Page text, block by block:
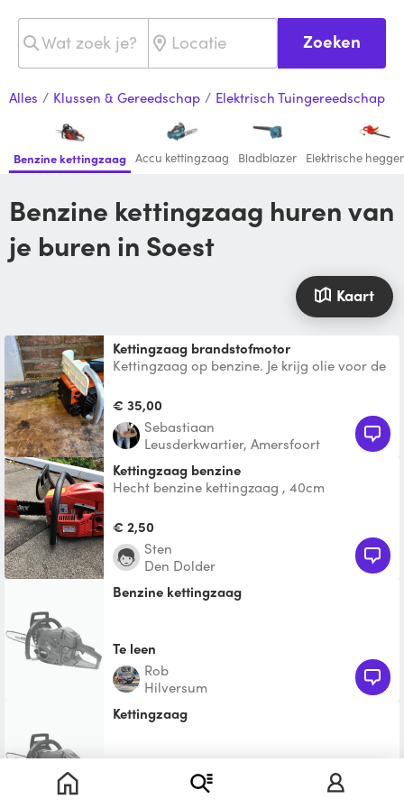
Zoeken
Alles / Klussen & Gereedschap / Elektrisch Tuingereedschap
Benzine kettingzaag Accu kettingzaag Bladblazer Elektrische
Benzine kettingzaag huren van
je buren in Soest
Kaart
Kettingzaag brandstofmotor
Kettingzaag op benzine. Je krijg olie voor de
het lichtere
€ 35,00
Sebastiaan
Leusderkwartier, Amersfoort
kettingzaag benzine
Hecht benzine kettingzaag , 40cm
snoeien of verwerken bra
€ 2,50
Sten
Den Dolder
Benzine kettingzaag
Te leen
Rob
Hilversum
Kettingzaag